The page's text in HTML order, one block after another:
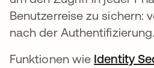
Benutzerreise zu sichern:
nach der Authentifizierung.
Funktionen wie Identity